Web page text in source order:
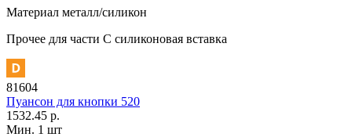
Материал металл/силикон
Прочее для части C силиконовая вставка
81604
Пуансон для кнопки 520
1532.45 р.
Мин. 1 шт